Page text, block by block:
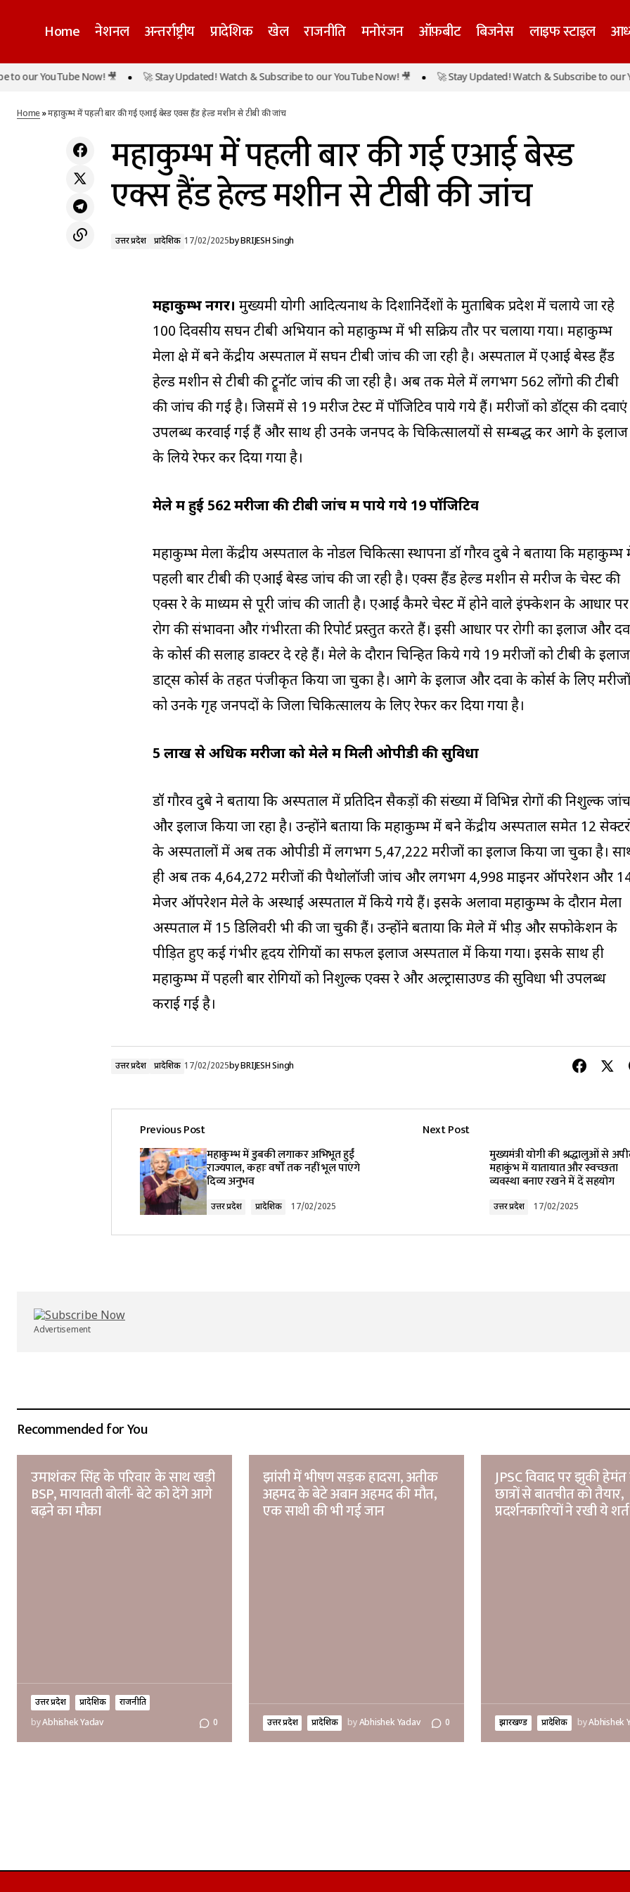
Home नेशनल अन्तर्राष्ट्रीय प्रादेशिक खेल राजनीति मनोरंजन ऑफ़बीट बिजनेस लाइफ स्टाइल
महाकुम्भ में डुबकी लगाकर अभिभूत हुईं राज्यपाल,
महाकुम्भ में पहली बार की गई एआई बेस्ड एक्स हैंड हेल्ड मशीन
YouTube Now! 🎥 🚀 Stay Updated! Watch & Subscribe to our YouTube Now! 🎥 🚀 Stay Updated! Watch & Subscribe to our
Home»महाकुम्भ में पहली बार की गई एआई बेस्ड एक्स हैंड हेल्ड मशीन से टीबी की जांच
महाकुम्भ में पहली बार की गई एआई बेस्ड
एक्स हैंड हेल्ड मशीन से टीबी की जांच
उत्तर प्रदेश प्रादेशिक 17/02/2025byBRIJESH Singh
महाकुम्भ नगर। मुख्यमंत्री योगी आदित्यनाथ के दिशानिर्देशों के मुताबिक प्रदेश में चलाये जा रहे
100 दिवसीय सघन टीबी अभियान को महाकुम्भ में भी सक्रिय तौर पर चलाया गया। महाकुम्भ
मेला क्षेत्र में बने केंद्रीय अस्पताल में सघन टीबी जांच की जा रही है। अस्पताल में एआई बेस्ड हैंड
हेल्ड मशीन से टीबी की ट्रूनॉट जांच की जा रही है। अब तक मेले में लगभग 562 लोंगो की टीबी
की जांच की गई है। जिसमें से 19 मरीज टेस्ट में पॉजिटिव पाये गये हैं। मरीजों को डॉट्स की दवाएं
उपलब्ध करवाई गई हैं और साथ ही उनके जनपद के चिकित्सालयों से सम्बद्ध कर आगे के इलाज
के लिये रेफर कर दिया गया है।
मेले में हुई 562 मरीजों की टीबी जांच में पाये गये 19 पॉजिटिव
महाकुम्भ मेला केंद्रीय अस्पताल के नोडल चिकित्सा स्थापना डॉ गौरव दुबे ने बताया कि महाकुम्भ
पहली बार टीबी की एआई बेस्ड जांच की जा रही है। एक्स हैंड हेल्ड मशीन से मरीज के चेस्ट की
एक्स रे के माध्यम से पूरी जांच की जाती है। एआई कैमरे चेस्ट में होने वाले इंफ्केशन के आधार पर
रोग की संभावना और गंभीरता की रिपोर्ट प्रस्तुत करते हैं। इसी आधार पर रोगी का इलाज और
के कोर्स की सलाह डाक्टर दे रहे हैं। मेले के दौरान चिन्हित किये गये 19 मरीजों को टीबी के इलाज
डाट्स कोर्स के तहत पंजीकृत किया जा चुका है। आगे के इलाज और दवा के कोर्स के लिए मरीजों
को उनके गृह जनपदों के जिला चिकित्सालय के लिए रेफर कर दिया गया है।
5 लाख से अधिक मरीजों को मेले में मिली ओपीडी की सुविधा
डॉ गौरव दुबे ने बताया कि अस्पताल में प्रतिदिन सैकड़ों की संख्या में विभिन्न रोगों की निशुल्क जांच
और इलाज किया जा रहा है। उन्होंने बताया कि महाकुम्भ में बने केंद्रीय अस्पताल समेत 12
के अस्पतालों में अब तक ओपीडी में लगभग 5,47,222 मरीजों का इलाज किया जा चुका है।
ही अब तक 4,64,272 मरीजों की पैथोलॉजी जांच और लगभग 4,998 माइनर ऑपरेशन और
मेजर ऑपरेशन मेले के अस्थाई अस्पताल में किये गये हैं। इसके अलावा महाकुम्भ के दौरान मेला
अस्पताल में 15 डिलिवरी भी की जा चुकी हैं। उन्होंने बताया कि मेले में भीड़ और सफोकेशन के
पीड़ित हुए कई गंभीर हृदय रोगियों का सफल इलाज अस्पताल में किया गया। इसके साथ ही
महाकुम्भ में पहली बार रोगियों को निशुल्क एक्स रे और अल्ट्रासाउण्ड की सुविधा भी उपलब्ध
कराई गई है।
उत्तर प्रदेश प्रादेशिक 17/02/2025byBRIJESH Singh
Previous Post
महाकुम्भ में डुबकी लगाकर अभिभूत हुईं
राज्यपाल, कहाः वर्षों तक नहीं भूल पाएंगे
दिव्य अनुभव
उत्तर प्रदेश प्रादेशिक 17/02/2025
Next Post
मुख्यमंत्री योगी की श्रद्धालुओं से
महाकुंभ में यातायात और स्वच्छता
व्यवस्था बनाए रखने में दें सहयोग
उत्तर प्रदेश 17/02/2025
Advertisement
Recommended for You
उमाशंकर सिंह के परिवार के साथ खड़ी
BSP, मायावती बोलीं- बेटे को देंगे आगे
बढ़ने का मौका
उत्तर प्रदेश प्रादेशिक
राजनीति
byAbhishek Yadav 0
झांसी में भीषण सड़क हादसा, अतीक
अहमद के बेटे अबान अहमद की मौत,
एक साथी की भी गई जान
उत्तर प्रदेश प्रादेशिक byAbhishek Yadav 0
JPSC विवाद पर झुकी
छात्रों से बातचीत को तैयार,
प्रदर्शनकारियों ने रखी ये शर्त
झारखण्ड प्रादेशिक byAbhishek